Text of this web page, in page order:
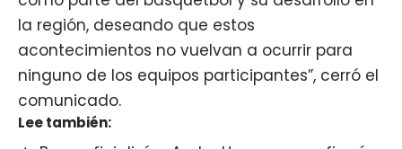
la región, deseando que estos
acontecimientos no vuelvan a ocurrir para
ninguno de los equipos participantes”, cerró el
comunicado.
Lee también: